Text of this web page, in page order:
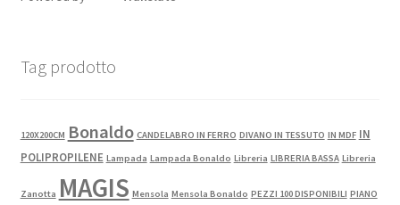
Tag prodotto
120X200CM Bonaldo CANDELABRO IN FERRO DIVANO IN TESSUTO IN MDF IN
POLIPROPILENE Lampada Lampada Bonaldo Libreria LIBRERIA BASSA Libreria
Zanotta MAGIS Mensola Mensola Bonaldo PEZZI 100 DISPONIBILI PIANO